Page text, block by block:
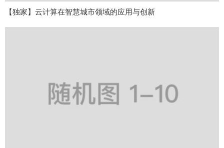
【独家】云计算在智慧城市领域的应用与创新